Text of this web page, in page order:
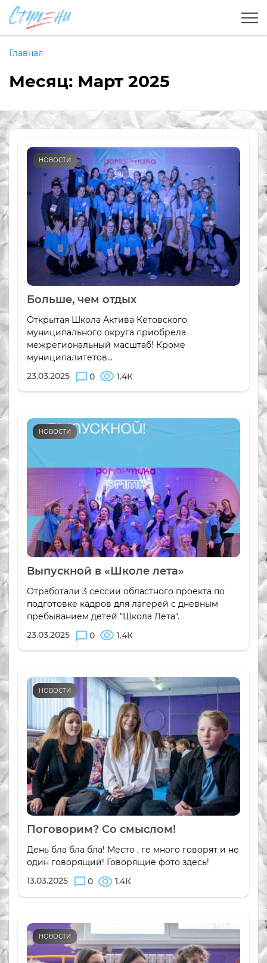
Главная
Месяц: Март 2025
НОВОСТИ
Больше, чем отдых
Открытая Школа Актива Кетовского
муниципального округа приобрела
межрегиональный масштаб! Кроме
муниципалитетов...
23.03.2025
0 1.4К
НОВОСТИ
Выпускной в «Школе лета»
Отработали 3 сессии областного проекта по
подготовке кадров для лагерей с дневным
пребыванием детей "Школа Лета".
23.03.2025
0 1.4К
НОВОСТИ
Поговорим? Со смыслом!
День бла бла бла! Место , ге много говорят и не
один говорящий! Говорящие фото здесь!
13.03.2025
0 1.4К
НОВОСТИ